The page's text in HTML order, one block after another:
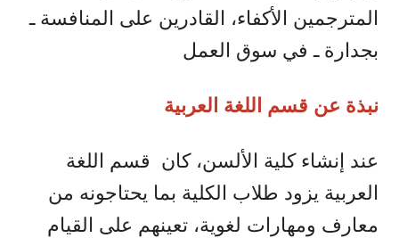
المترجمين الأكفاء، القادرين على المنافسة ـ
بجدارة ـ في سوق العمل
نبذة عن قسم اللغة العربية
عند إنشاء كلية الألسن، كان قسم اللغة
العربية يزود طلاب الكلية بما يحتاجونه من
معارف ومهارات لغوية، تعينهم على القيام